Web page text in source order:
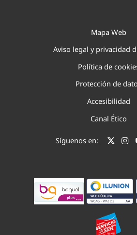
Mapa Web
Aviso legal y privacidad
Política de
Protección de
Accesibilidad
Canal Ético
Síguenos en: